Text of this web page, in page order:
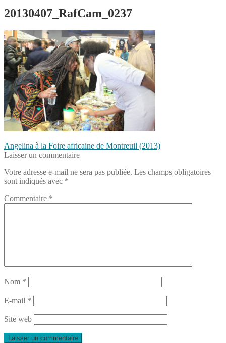
20130407_RafCam_0237
Navigation
de
l’article
Article
précédent :
Angelina à la Foire africaine de Montreuil (2013)
Laisser un commentaire
Votre adresse e-mail ne sera pas publiée. Les champs obligatoires
sont indiqués avec *
Commentaire *
Nom *
E-mail *
Site web